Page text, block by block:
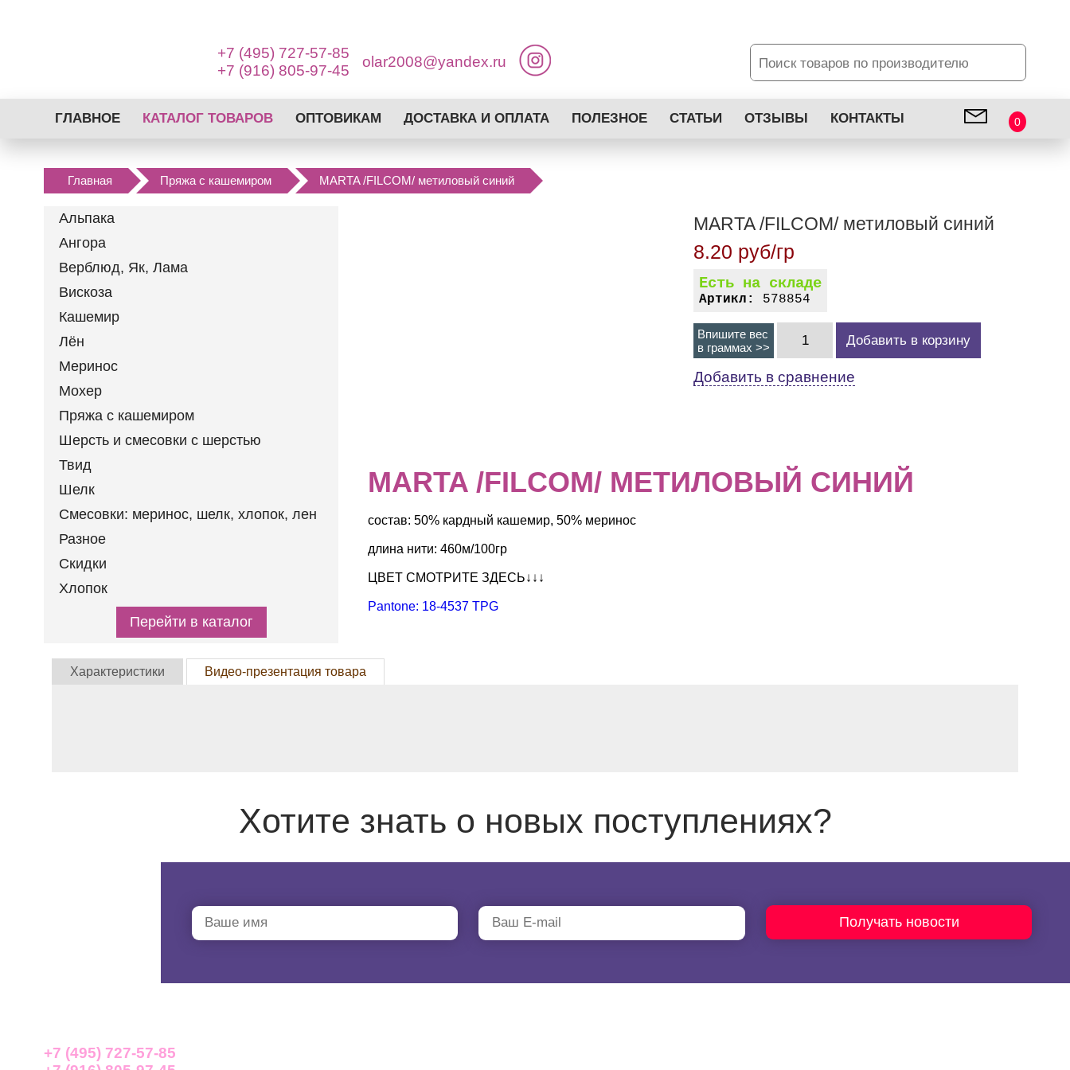
+7 (495) 727-57-85
+7 (916) 805-97-45
olar2008@yandex.ru
ГЛАВНОЕ КАТАЛОГ ТОВАРОВ
АНГОРА
ВЕРБЛЮД, ЯК, ЛАМА
ЛЁН
ШЕЛК
СМЕСОВКИ:
СКИДКИ
ОПТОВИКАМ ДОСТАВКА И ОПЛАТА ПОЛЕЗНОЕ СТАТЬИ ОТЗЫВЫ КОНТАКТЫ 0
Главная Пряжа с кашемиром MARTA /FILCOM/ метиловый синий
Альпака
Ангора
Верблюд, Як, Лама
Вискоза
Кашемир
Лён
Меринос
Мохер
Пряжа с кашемиром
Шерсть и смесовки с шерстью
Твид
Шелк
Смесовки: меринос, шелк, хлопок, лен
Разное
Скидки
Хлопок
Перейти в каталог
MARTA /FILCOM/ метиловый синий
8.20 руб/гр
Есть на складе
Артикл: 578854
Впишите вес
в граммах >>
Добавить в корзину
Добавить в сравнение
MARTA /FILCOM/ МЕТИЛОВЫЙ СИНИЙ
состав: 50% кардный кашемир, 50% меринос
длина нити: 460м/100гр
ЦВЕТ СМОТРИТЕ ЗДЕСЬ↓↓↓
Pantone: 18-4537 TPG
Характеристики Видео-презентация товара
Хотите знать о новых поступлениях?
+7 (495) 727-57-85